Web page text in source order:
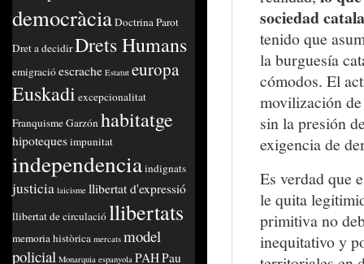
sociedad
tenido que
la burguesía
cómodos. El
movilización
sin la presión
exigencia de
Es verdad que
le quita
primitiva no
inequitativo y
democràciaDoctrina Parot
Dret a decidirDrets Humans
emigracióescrache Estatut europa
Euskadi excepcionalitat
FranquismeGarzónhabitatge
hipotequesimpunitat
independenciaindignats
justicia laicisme llibertat d'expressió
llibertat de circulacióllibertats
memoria històrica mercats model
policial Monarquia espanyola PAHPau